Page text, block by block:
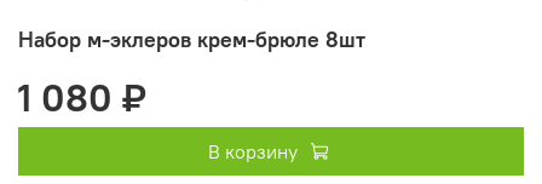
Набор м-эклеров крем-брюле 8шт
1 080 ₽
В корзину